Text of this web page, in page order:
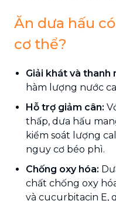
Ăn dưa hấu
cơ thể?
Giải khát và thanh
hàm lượng nước
Hỗ trợ giảm cân:
thấp, dưa hấu
kiểm soát lượng
nguy cơ béo phì.
Chống oxy hóa:
chất chống oxy
và cucurbitacin E,